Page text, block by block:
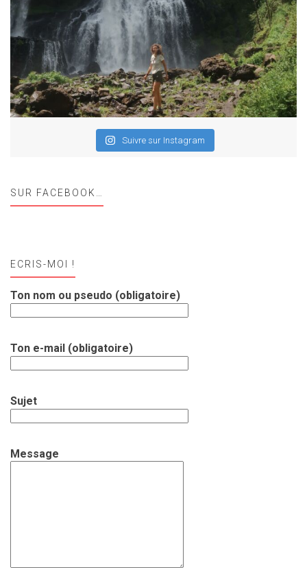
Suivre sur Instagram
SUR FACEBOOK…
ECRIS-MOI !
Ton nom ou pseudo (obligatoire)
Ton e-mail (obligatoire)
Sujet
Message